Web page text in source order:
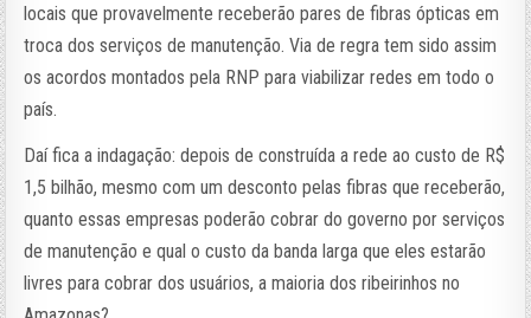
locais que provavelmente receberão pares de fibras ópticas em
troca dos serviços de manutenção. Via de regra tem sido assim
os acordos montados pela RNP para viabilizar redes em todo o
país.
Daí fica a indagação: depois de construída a rede ao custo de R$
1,5 bilhão, mesmo com um desconto pelas fibras que receberão,
quanto essas empresas poderão cobrar do governo por serviços
de manutenção e qual o custo da banda larga que eles estarão
livres para cobrar dos usuários, a maioria dos ribeirinhos no